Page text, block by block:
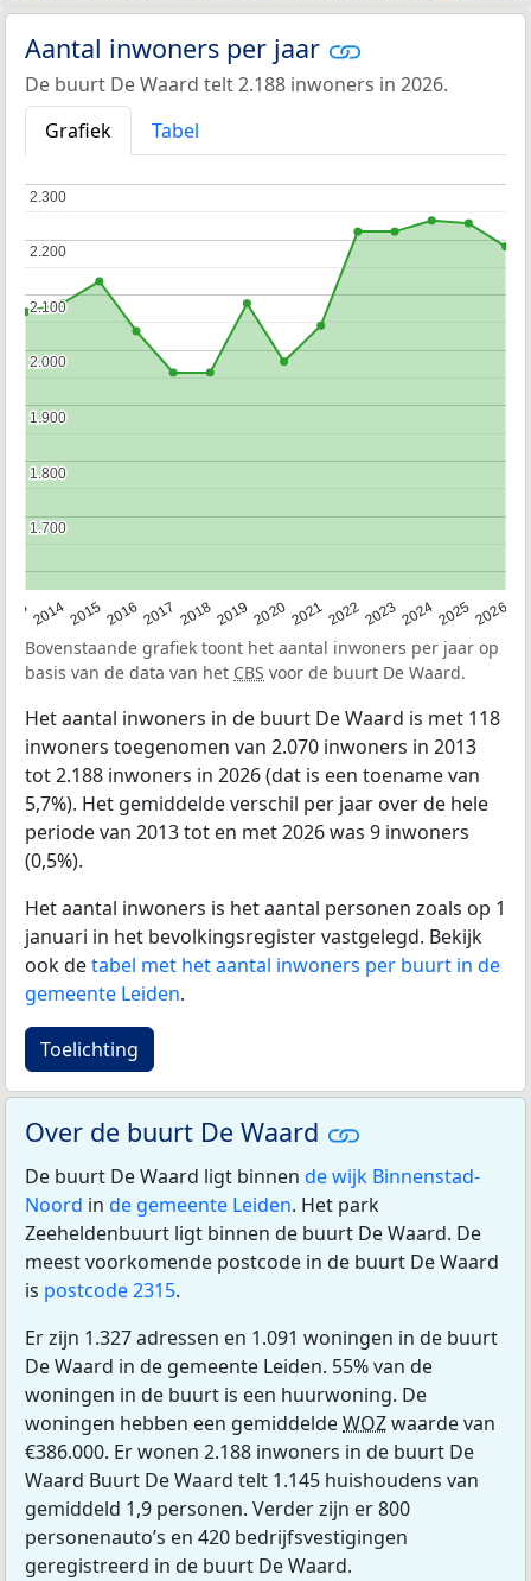
Aantal inwoners per jaar
De buurt De Waard telt 2.188 inwoners in 2026.
Grafiek
Tabel
2014201520162017 20182019 2020202120222023202420252026
1.700
1.700
1.800
1.800
1.900
1.900
2.000
2.000
2.100
2.100
2.200
2.200
2.300
2.300
Bovenstaande grafiek toont het aantal inwoners per jaar op
basis van de data van het CBS voor de buurt De Waard.
Het aantal inwoners in de buurt De Waard is met 118
inwoners toegenomen van 2.070 inwoners in 2013
tot 2.188 inwoners in 2026 (dat is een toename van
5,7%). Het gemiddelde verschil per jaar over de hele
periode van 2013 tot en met 2026 was 9 inwoners
(0,5%).
Het aantal inwoners is het aantal personen zoals op 1
januari in het bevolkingsregister vastgelegd. Bekijk
ook detabel met het aantal inwoners per buurt in de
gemeente Leiden.
Toelichting
Over de buurt De Waard
De buurt De Waard ligt binnen de wijk Binnenstad-
Noord in de gemeente Leiden. Het park
Zeeheldenbuurt ligt binnen de buurt De Waard. De
meest voorkomende postcode in de buurt De Waard
is postcode 2315.
Er zijn 1.327 adressen en 1.091 woningen in de buurt
De Waard in de gemeente Leiden. 55% van de
woningen in de buurt is een huurwoning. De
woningen hebben een gemiddeldeWOZwaarde van
€386.000. Er wonen 2.188 inwoners in de buurt De
Waard Buurt De Waard telt 1.145 huishoudens van
gemiddeld 1,9 personen. Verder zijn er 800
personenauto’s en 420 bedrijfsvestigingen
geregistreerd in de buurt De Waard.